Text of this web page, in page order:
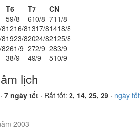
T6 T7
CN
59/8 610/8 711/8
81216/81317/81418/8
81923/82024/82125/8
8261/9 272/9 283/9
38/9 49/9 510/9
lịch
7 ngày tốt · Rất tốt: 2, 14, 25, 29 · ngày tốt
2003